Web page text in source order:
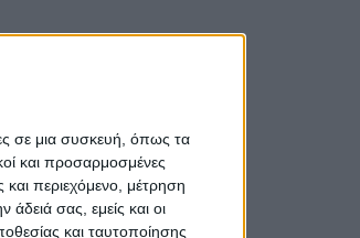
σε μια συσκευή, όπως τα
και προσαρμοσμένες
περιεχόμενο, μέτρηση
άδειά σας, εμείς και οι
και ταυτοποίησης